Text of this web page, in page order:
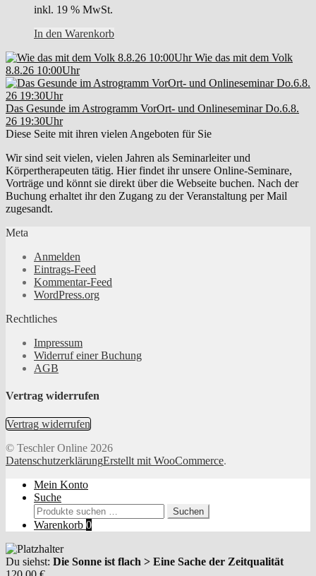
inkl. 19 % MwSt.
In den Warenkorb
Wie das mit dem Volk
8.8.26 10:00Uhr
Das Gesunde im Astrogramm VorOrt- und Onlineseminar Do.6.8.
26 19:30Uhr
Diese Seite mit ihren vielen Angeboten für Sie
Wir sind seit vielen, vielen Jahren als Seminarleiter und
Körpertherapeuten tätig. Hier findet ihr unsere Online-Seminare,
Vorträge und könnt sie direkt über die Webseite buchen. Nach der
Buchung erhaltet ihr den Zugang zu der Veranstaltung per Mail
zugesandt.
Meta
Anmelden
Eintrags-Feed
Kommentar-Feed
WordPress.org
Rechtliches
Impressum
Widerruf einer Buchung
AGB
Vertrag widerrufen
Vertrag widerrufen
© Teschler Online 2026
DatenschutzerklärungErstellt mit WooCommerce.
Mein Konto
Suche
Suchen
nach:
Suchen
Warenkorb 0
Du siehst: Die Sonne ist flach > Eine Sache der Zeitqualität